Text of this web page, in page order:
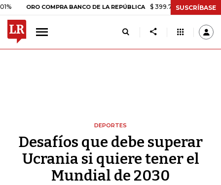
COMPRA BANCO DE LA REPÚBLICA $ 399.745,16 +$ 2.295,71 +0,58%
SUSCRÍBASE
DEPORTES
Desafíos que debe superar
Ucrania si quiere tener el
Mundial de 2030